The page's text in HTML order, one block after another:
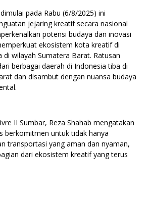
pada Rabu (6/8/2025) ini
jejaring kreatif secara nasional
potensi budaya dan inovasi
ekosistem kota kreatif di
di wilayah Sumatera Barat. Ratusan
berbagai daerah di Indonesia tiba di
dan disambut dengan nuansa budaya
II Sumbar, Reza Shahab mengatakan
berkomitmen untuk tidak hanya
transportasi yang aman dan nyaman,
dari ekosistem kreatif yang terus